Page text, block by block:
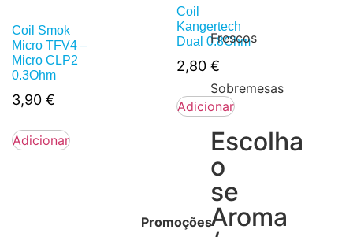
Frescos
Sobremesas
Escolha
o
se
Aroma
Coil Smok
Micro TFV4 –
Micro CLP2
0.3Ohm
3,90 €
Adicionar
Coil
Kangertech
Dual 0.8Ohm
2,80 €
Adicionar
Promoções